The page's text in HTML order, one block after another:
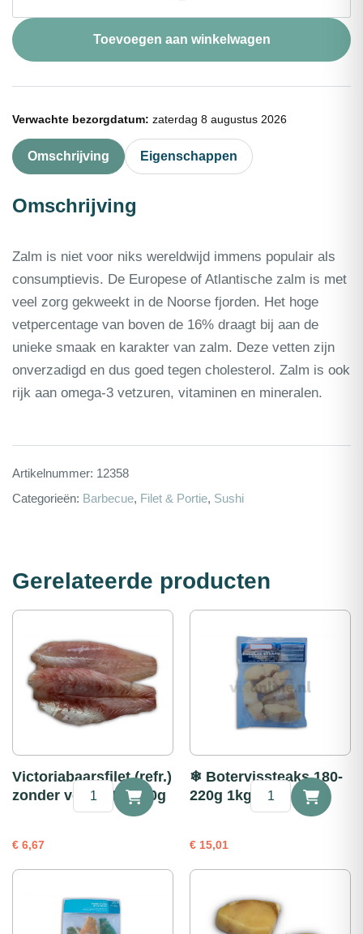
vel
ca.
1,5kg
aantal
Toevoegen aan winkelwagen
Verwachte bezorgdatum: zaterdag 8 augustus 2026
Omschrijving Eigenschappen
Omschrijving
Zalm is niet voor niks wereldwijd immens populair als
consumptievis. De Europese of Atlantische zalm is met
veel zorg gekweekt in de Noorse fjorden. Het hoge
vetpercentage van boven de 16% draagt bij aan de
unieke smaak en karakter van zalm. Deze vetten zijn
onverzadigd en dus goed tegen cholesterol. Zalm is ook
rijk aan omega-3 vetzuren, vitaminen en mineralen.
Artikelnummer: 12358
Categorieën: Barbecue, Filet & Portie, Sushi
Gerelateerde producten
Victoriabaarsfilet (refr.)
zonder vel portie 200g
€ 6,67
Victoriabaarsfilet
(refr.)
200g
❄ Botervissteaks 180-
220g 1kg
€ 15,01
Botervissteaks
aantal